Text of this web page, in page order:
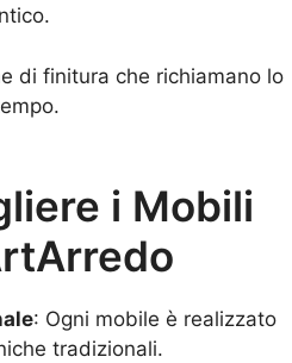
di finitura che richiamano lo
i Mobili
: Ogni mobile è realizzato
tradizionali.